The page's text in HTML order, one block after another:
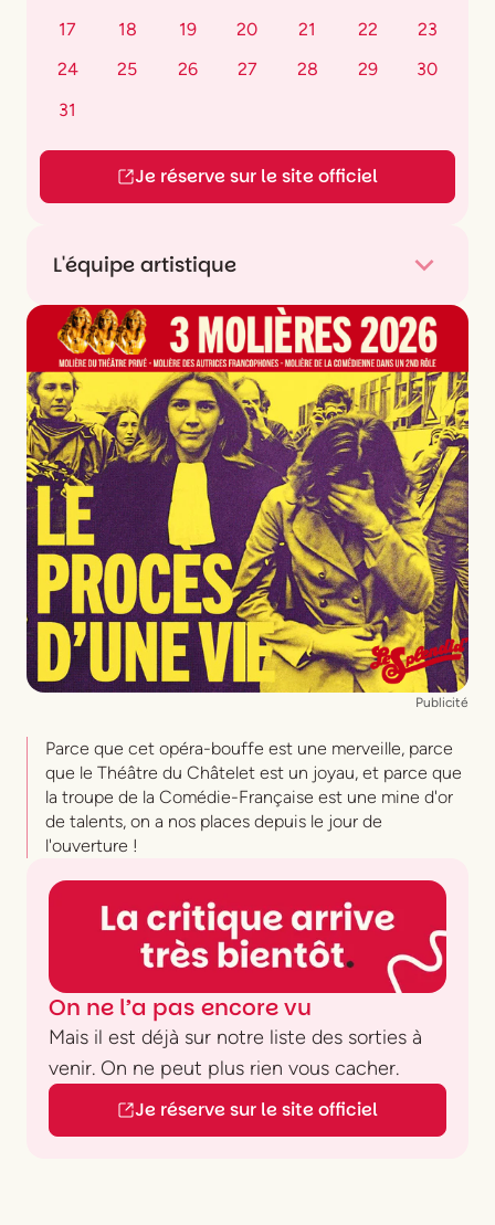
17
18 19 20 21 22
23
24
25 26 27 28 29
30
31
Je réserve sur le site officiel
L'équipe artistique
Opéra bouffe en quatre actes deJacques
Offenbach
LivretHenri Meilhac et Ludovic Halévy
Direction musicaleAlexandra Cravero
Mise en scèneValérie Lesort
Décors Éric Ruf
Costumes
Vanessa Sannino
ChorégraphieRémi Boissy
LumièresPascal Laajili
Plasticienne Carole Allemand
Sound designStéphane Oskeritzian, Orchestre
de chambre de Paris (12 > 24.06), Les Frivolités
Parisiennes (27.06 > 11.07)
Publicité
Parce que cet opéra-bouffe est une merveille, parce
que le Théâtre du Châtelet est un joyau, et parce que
la troupe de la Comédie-Française est une mine d'or
de talents, on a nos places depuis le jour de
l'ouverture !
On ne l’a pas encore vu
Mais il est déjà sur notre liste des sorties à
venir. On ne peut plus rien vous cacher.
Je réserve sur le site officiel